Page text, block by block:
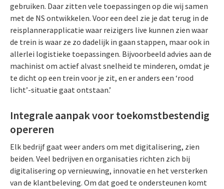
gebruiken. Daar zitten vele toepassingen op die wij samen
met de NS ontwikkelen. Voor een deel zie je dat terug in de
reisplannerapplicatie waar reizigers live kunnen zien waar
de trein is waar ze zo dadelijk in gaan stappen, maar ook in
allerlei logistieke toepassingen. Bijvoorbeeld advies aan de
machinist om actief alvast snelheid te minderen, omdat je
te dicht op een trein voor je zit, en er anders een ‘rood
licht’-situatie gaat ontstaan.’
Integrale aanpak voor toekomstbestendig
opereren
Elk bedrijf gaat weer anders om met digitalisering, zien
beiden. Veel bedrijven en organisaties richten zich bij
digitalisering op vernieuwing, innovatie en het versterken
van de klantbeleving. Om dat goed te ondersteunen komt